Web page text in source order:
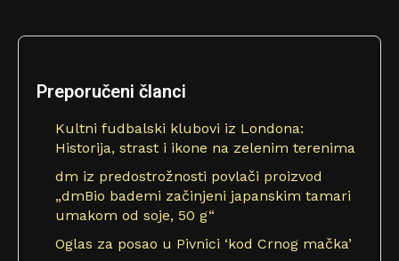
Preporučeni članci
Kultni fudbalski klubovi iz Londona:
Historija, strast i ikone na zelenim terenima
dm iz predostrožnosti povlači proizvod
„dmBio bademi začinjeni japanskim tamari
umakom od soje, 50 g“
Oglas za posao u Pivnici ‘kod Crnog mačka’